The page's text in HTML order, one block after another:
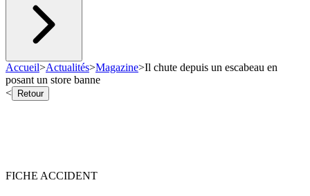
Accueil>Actualités>Magazine>Il chute depuis un escabeau en
posant un store banne
<
Retour
FICHE ACCIDENT